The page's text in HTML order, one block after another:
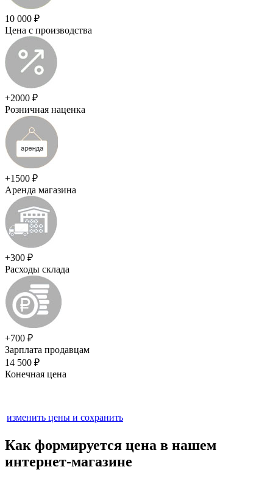
10 000 ₽
Цена с производства
+2000 ₽
Розничная наценка
+1500 ₽
Аренда магазина
+300 ₽
Расходы склада
+700 ₽
Зарплата продавцам
14 500 ₽
Конечная цена
изменить цены и сохранить
Как формируется цена в нашем
интернет-магазине